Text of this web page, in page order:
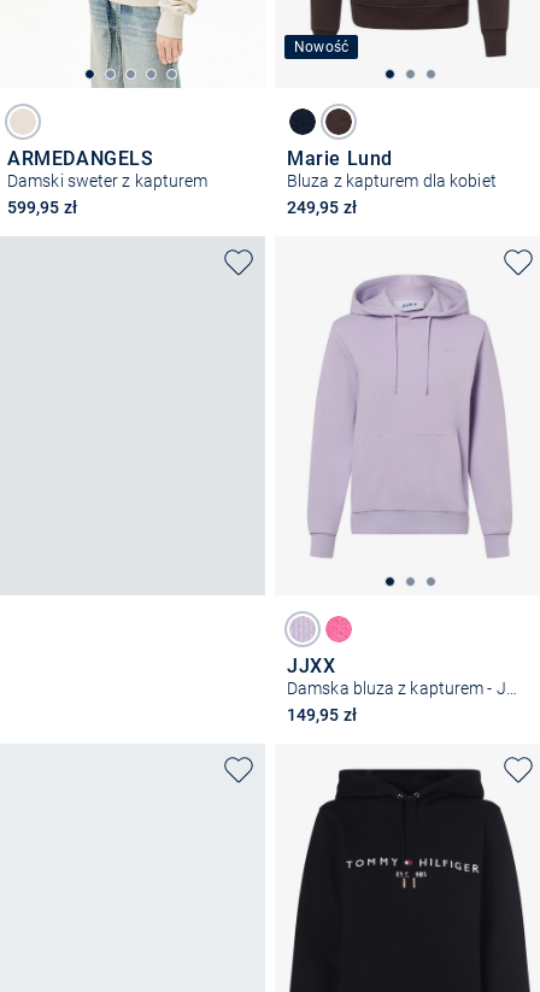
ARMEDANGELS
Damski sweter z kapturem
599,95 zł
Nowość
Marie Lund
Bluza z kapturem dla kobiet
249,95 zł
JJXX
149,95 zł